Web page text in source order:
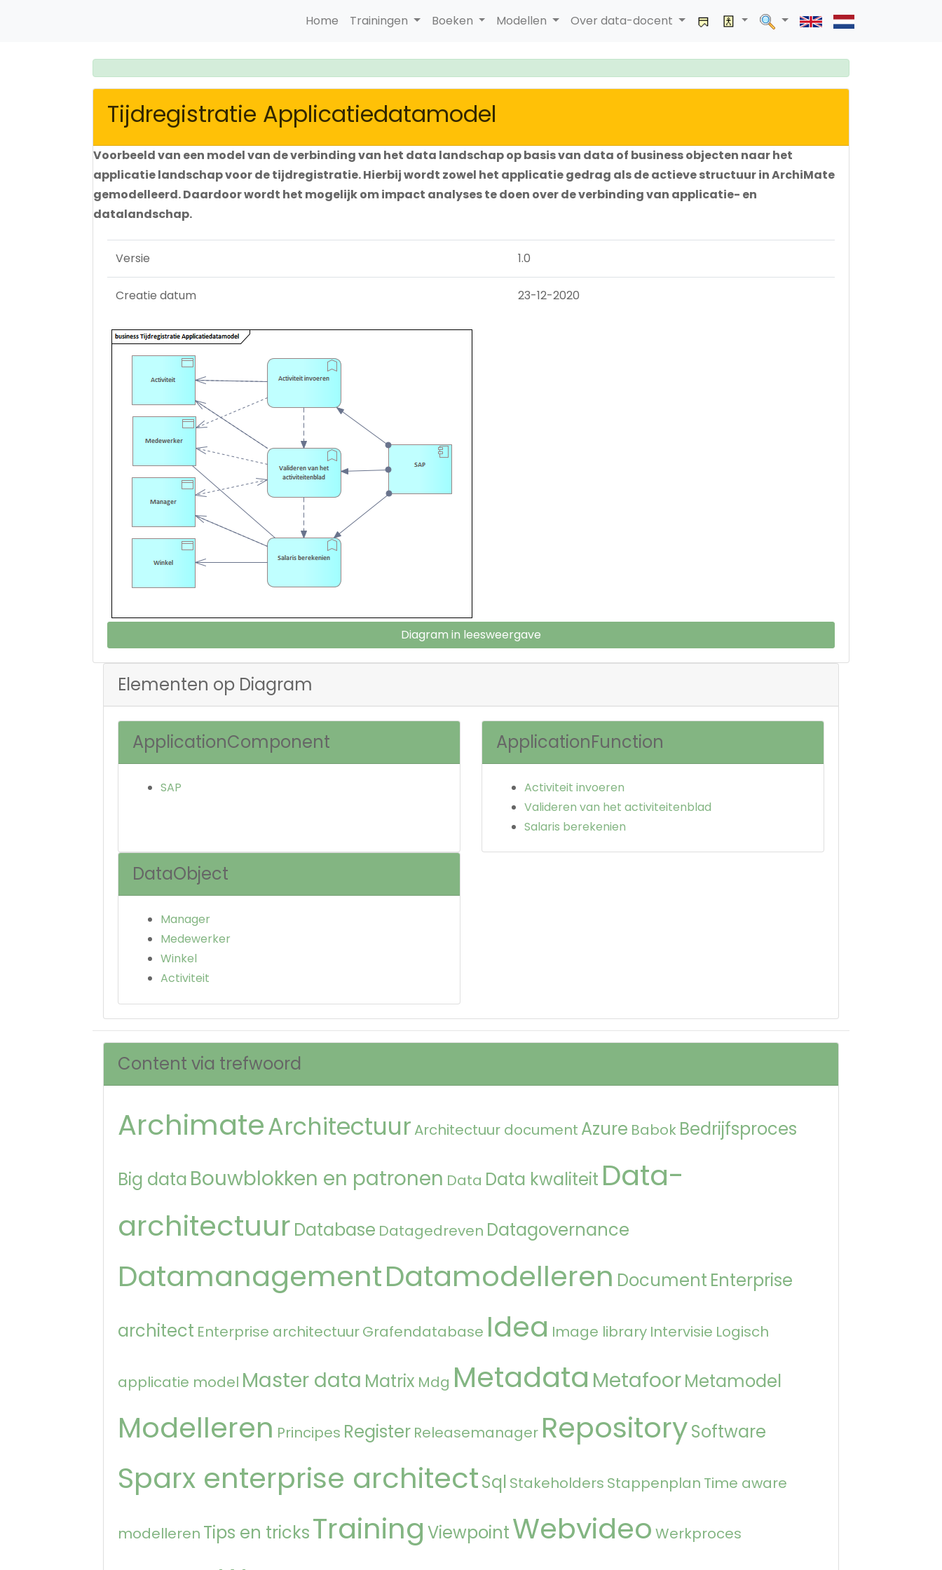
Home Trainingen Boeken Modellen Over data-docent
Tijdregistratie Applicatiedatamodel
Voorbeeld van een model van de verbinding van het data landschap op basis van data of business objecten naar het
applicatie landschap voor de tijdregistratie. Hierbij wordt zowel het applicatie gedrag als de actieve structuur in ArchiMate
gemodelleerd. Daardoor wordt het mogelijk om impact analyses te doen over de verbinding van applicatie- en
datalandschap.
Versie 1.0
Creatie datum 23-12-2020
Diagram in leesweergave
Elementen op Diagram
ApplicationComponent
SAP
ApplicationFunction
Activiteit invoeren
Valideren van het activiteitenblad
Salaris berekenien
DataObject
Manager
Medewerker
Winkel
Activiteit
Content via trefwoord
ArchimateArchitectuur Architectuur document Azure Babok Bedrijfsproces
Big data Bouwblokken en patronen Data Data kwaliteit Data-
architectuur Database Datagedreven Datagovernance
DatamanagementDatamodelleren Document Enterprise
architect Enterprise architectuurGrafendatabase Idea Image library Intervisie Logisch
applicatie model Master data Matrix Mdg Metadata MetafoorMetamodel
Modelleren Principes Register Releasemanager RepositorySoftware
Sparx enterprise architectSql Stakeholders Stappenplan Time aware
modelleren Tips en tricksTraining ViewpointWebvideo Werkproces